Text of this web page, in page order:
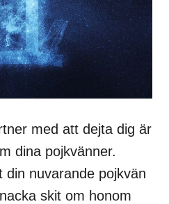
med att dejta dig är
dina pojkvänner.
din nuvarande pojkvän
skit om honom